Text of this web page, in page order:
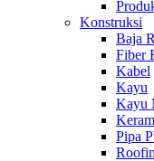
Konstruksi
Baja
Fiber
Kabel
Kayu
Kayu
Pipa